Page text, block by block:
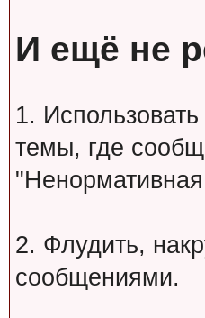
И ещё не
1.
темы, где
2. Флудить,
сообщениями.